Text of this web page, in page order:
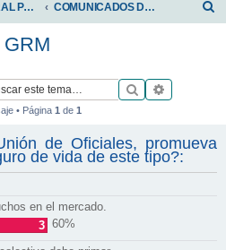
FORO GENERAL PARA TODOS LOS USUARIOS COMUNICADOS DE LA UNIÓN DE OFICIALES
Buscar
• Página 1 de 1
de Oficiales, promueva
de vida de este tipo?:
en el mercado.
3 60%